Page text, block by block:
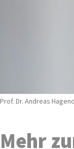
Prof. Dr. Andreas
Mehr